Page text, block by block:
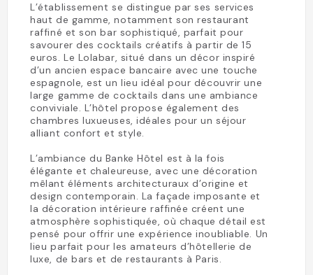
L’établissement se distingue par ses services
haut de gamme, notamment son restaurant
raffiné et son bar sophistiqué, parfait pour
savourer des cocktails créatifs à partir de 15
euros. Le Lolabar, situé dans un décor inspiré
d’un ancien espace bancaire avec une touche
espagnole, est un lieu idéal pour découvrir une
large gamme de cocktails dans une ambiance
conviviale. L’hôtel propose également des
chambres luxueuses, idéales pour un séjour
alliant confort et style.
L’ambiance du Banke Hôtel est à la fois
élégante et chaleureuse, avec une décoration
mêlant éléments architecturaux d’origine et
design contemporain. La façade imposante et
la décoration intérieure raffinée créent une
atmosphère sophistiquée, où chaque détail est
pensé pour offrir une expérience inoubliable. Un
lieu parfait pour les amateurs d’hôtellerie de
luxe, de bars et de restaurants à Paris.